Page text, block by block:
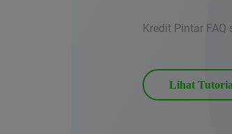
Kredit Pintar
Lihat